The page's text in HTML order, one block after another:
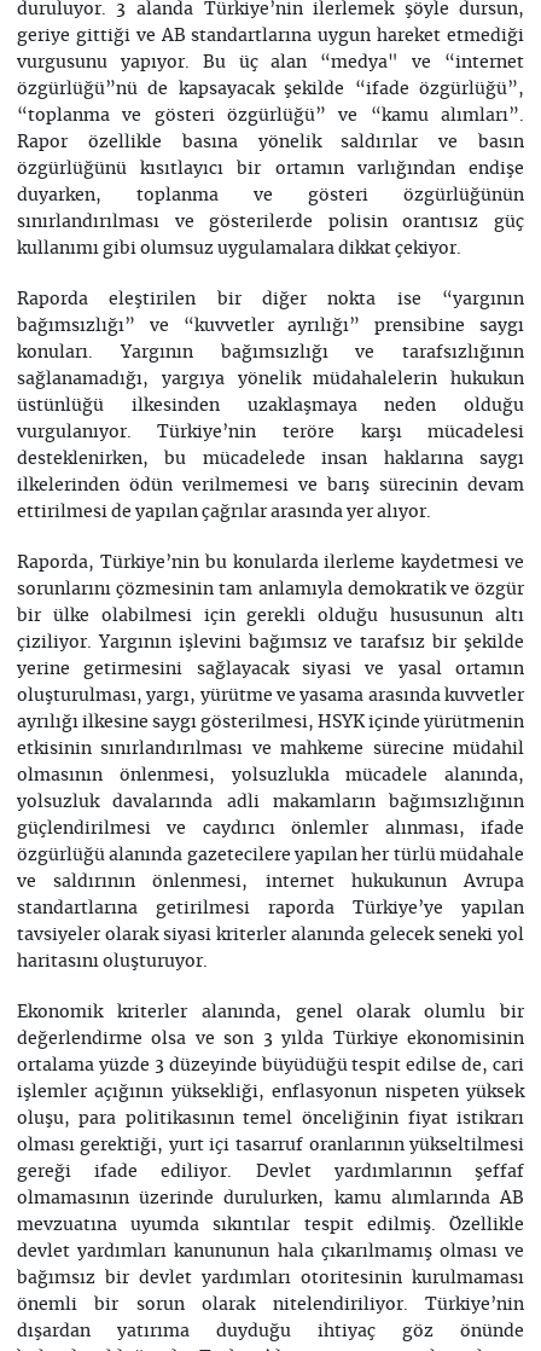
duruluyor. 3 alanda Türkiye’nin ilerlemek şöyle dursun,
geriye gittiği ve AB standartlarına uygun hareket etmediği
vurgusunu yapıyor. Bu üç alan “medya" ve “internet
özgürlüğü”nü de kapsayacak şekilde “ifade özgürlüğü”,
“toplanma ve gösteri özgürlüğü” ve “kamu alımları”.
Rapor özellikle basına yönelik saldırılar ve basın
özgürlüğünü kısıtlayıcı bir ortamın varlığından endişe
duyarken, toplanma ve gösteri özgürlüğünün
sınırlandırılması ve gösterilerde polisin orantısız güç
kullanımı gibi olumsuz uygulamalara dikkat çekiyor.
Raporda eleştirilen bir diğer nokta ise “yargının
bağımsızlığı” ve “kuvvetler ayrılığı” prensibine saygı
konuları. Yargının bağımsızlığı ve tarafsızlığının
sağlanamadığı, yargıya yönelik müdahalelerin hukukun
üstünlüğü ilkesinden uzaklaşmaya neden olduğu
vurgulanıyor. Türkiye’nin teröre karşı mücadelesi
desteklenirken, bu mücadelede insan haklarına saygı
ilkelerinden ödün verilmemesi ve barış sürecinin devam
ettirilmesi de yapılan çağrılar arasında yer alıyor.
Raporda, Türkiye’nin bu konularda ilerleme kaydetmesi ve
sorunlarını çözmesinin tam anlamıyla demokratik ve özgür
bir ülke olabilmesi için gerekli olduğu hususunun altı
çiziliyor. Yargının işlevini bağımsız ve tarafsız bir şekilde
yerine getirmesini sağlayacak siyasi ve yasal ortamın
oluşturulması, yargı, yürütme ve yasama arasında kuvvetler
ayrılığı ilkesine saygı gösterilmesi, HSYK içinde yürütmenin
etkisinin sınırlandırılması ve mahkeme sürecine müdahil
olmasının önlenmesi, yolsuzlukla mücadele alanında,
yolsuzluk davalarında adli makamların bağımsızlığının
güçlendirilmesi ve caydırıcı önlemler alınması, ifade
özgürlüğü alanında gazetecilere yapılan her türlü müdahale
ve saldırının önlenmesi, internet hukukunun Avrupa
standartlarına getirilmesi raporda Türkiye’ye yapılan
tavsiyeler olarak siyasi kriterler alanında gelecek seneki yol
haritasını oluşturuyor.
Ekonomik kriterler alanında, genel olarak olumlu bir
değerlendirme olsa ve son 3 yılda Türkiye ekonomisinin
ortalama yüzde 3 düzeyinde büyüdüğü tespit edilse de, cari
işlemler açığının yüksekliği, enflasyonun nispeten yüksek
oluşu, para politikasının temel önceliğinin fiyat istikrarı
olması gerektiği, yurt içi tasarruf oranlarının yükseltilmesi
gereği ifade ediliyor. Devlet yardımlarının şeffaf
olmamasının üzerinde durulurken, kamu alımlarında AB
mevzuatına uyumda sıkıntılar tespit edilmiş. Özellikle
devlet yardımları kanununun hala çıkarılmamış olması ve
bağımsız bir devlet yardımları otoritesinin kurulmaması
önemli bir sorun olarak nitelendiriliyor. Türkiye’nin
dışardan yatırıma duyduğu ihtiyaç göz önünde